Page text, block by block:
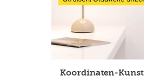
Koordinaten-Kunst